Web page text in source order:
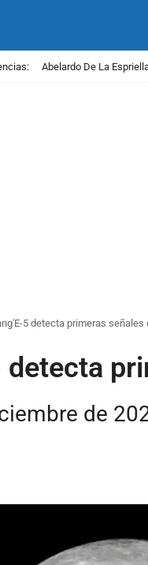
Abelardo De La
5 detecta primeras señales
de